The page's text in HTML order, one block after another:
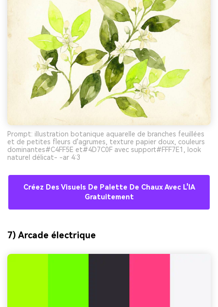
Prompt: illustration botanique aquarelle de branches feuillées
et de petites fleurs d'agrumes, texture papier doux, couleurs
dominantes#C4FF5E et#4D7C0F avec support#FFF7E1, look
naturel délicat- -ar 4:3
Créez Des Visuels De Palette De Chaux Avec L'IA
Gratuitement
7) Arcade électrique